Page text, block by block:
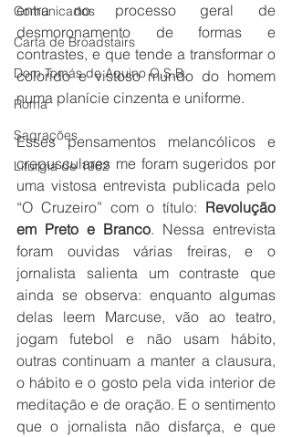
Comunicados
Carta de Broadstairs
Dom Tomás de Aquino O.S.B.
Roma
Sagrações
Liturgia de 1962
entra no processo geral de
desmoronamento de formas e
contrastes, e que tende a transformar o
colorido e vistoso mundo do homem
numa planície cinzenta e uniforme.
Esses pensamentos melancólicos e
crepusculares me foram sugeridos por
uma vistosa entrevista publicada pelo
“O Cruzeiro” com o título: Revolução
em Preto e Branco. Nessa entrevista
foram ouvidas várias freiras, e o
jornalista salienta um contraste que
ainda se observa: enquanto algumas
delas leem Marcuse, vão ao teatro,
jogam futebol e não usam hábito,
outras continuam a manter a clausura,
o hábito e o gosto pela vida interior de
meditação e de oração. E o sentimento
que o jornalista não disfarça, e que